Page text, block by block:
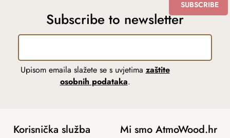
Subscribe to newsletter
Upisom emaila slažete se s uvjetima zaštite
osobnih podataka.
SUBSCRIBE
Korisnička služba Mi smo AtmoWood.hr